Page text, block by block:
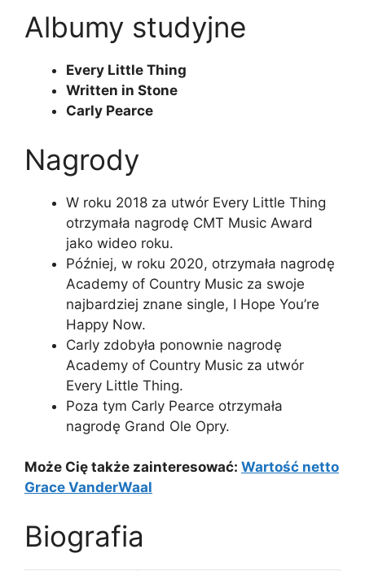
Albumy studyjne
Every Little Thing
Written in Stone
Carly Pearce
Nagrody
W roku 2018 za utwór Every Little Thing
otrzymała nagrodę CMT Music Award
jako wideo roku.
Później, w roku 2020, otrzymała nagrodę
Academy of Country Music za swoje
najbardziej znane single, I Hope You’re
Happy Now.
Carly zdobyła ponownie nagrodę
Academy of Country Music za utwór
Every Little Thing.
Poza tym Carly Pearce otrzymała
nagrodę Grand Ole Opry.
Może Cię także zainteresować: Wartość netto
Grace VanderWaal
Biografia